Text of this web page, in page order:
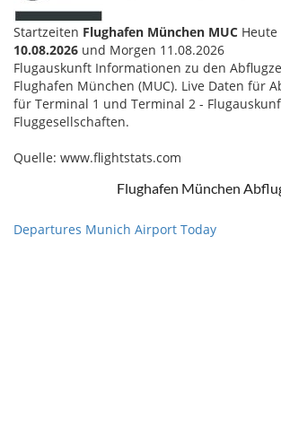
Startzeiten Flughafen München MUC Heute
10.08.2026 und Morgen 11.08.2026
Flugauskunft Informationen zu den
Flughafen München (MUC). Live Daten für
für Terminal 1 und Terminal 2 -
Fluggesellschaften.
Quelle: www.flightstats.com
Flughafen München
Departures Munich Airport Today